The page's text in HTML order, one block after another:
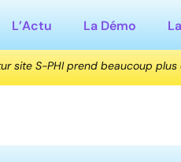
L’Actu La Démo
site S-PHI prend beaucoup